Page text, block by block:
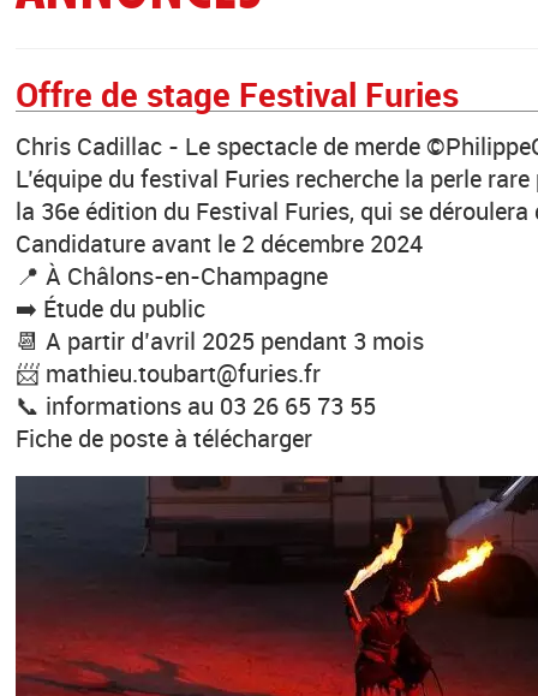
Offre de stage Festival Furies
Chris Cadillac - Le spectacle de merde
L’équipe du festival Furies recherche la perle
la 36e édition du Festival Furies, qui se
Candidature avant le 2 décembre 2024
📍 À Châlons-en-Champagne
➡️ Étude du public
📆 A partir d’avril 2025 pendant 3 mois
📨 mathieu.toubart@furies.fr
📞 informations au 03 26 65 73 55
Fiche de poste à télécharger